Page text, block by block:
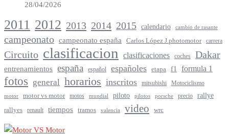
28/04/2026
2011 2012 2013 2014 2015 calendario cambio de rasante
campeonato campeonato españa Carlos López J.photomotor carrera
Circuito clasificacion clasificaciones coches Dakar
entrenamientos españa español españoles etapa f1 formula 1
fotos general horarios inscritos mitsubishi Motociclismo
motor motor vs motor motos mundial piloto pilotos porsche precio rallye
rallyes renault tiempos tramos valencia video wrc